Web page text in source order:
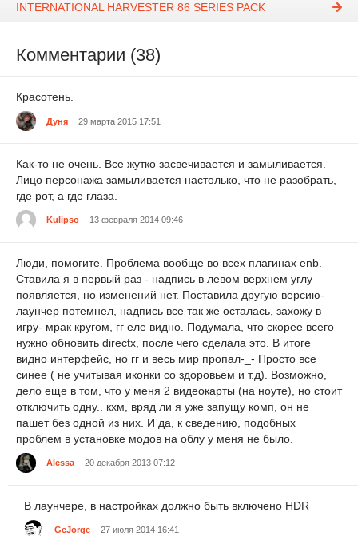
INTERNATIONAL HARVESTER 86 SERIES PACK
Комментарии (38)
Красотень.
Дуня 29 марта 2015 17:51
Как-то не очень. Все жутко засвечивается и замыливается.
Лицо персонажа замыливается настолько, что не разобрать,
где рот, а где глаза.
Kulipso 13 февраля 2014 09:46
Люди, помогите. Проблема вообще во всех плагинах enb.
Ставила я в первый раз - надпись в левом верхнем углу
появляется, но изменений нет. Поставила другую версию-
лаунчер потемнел, надпись все так же осталась, захожу в
игру- мрак кругом, гг еле видно. Подумала, что скорее всего
нужно обновить directx, после чего сделала это. В итоге
видно интерфейс, но гг и весь мир пропал-_- Просто все
синее ( не учитывая иконки со здоровьем и т.д). Возможно,
дело еще в том, что у меня 2 видеокарты (на ноуте), но стоит
отключить одну.. кхм, вряд ли я уже запущу комп, он не
пашет без одной из них. И да, к сведению, подобных
проблем в установке модов на облу у меня не было.
Alessa 20 декабря 2013 07:12
В лаунчере, в настройках должно быть включено HDR
GeJorge 27 июля 2014 16:41